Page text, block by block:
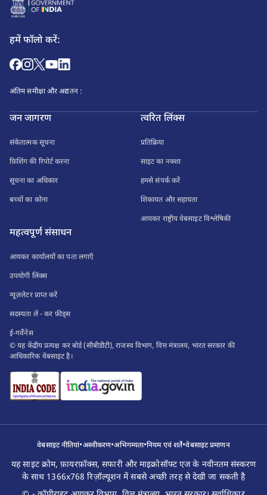
हमें फॉलो करें:
अंतिम समीक्षा और अद्यतन :
जन जागरण
संकेतात्मक सूचना
फ़िशिंग की रिपोर्ट करना
सूचना का अधिकार
बच्चों का कोना
त्वरित लिंक्स
प्रतिक्रिया
साइट का नक्शा
हमसे संपर्क करें
शिकायत और सहायता
आयकर राष्ट्रीय वेबसाइट विश्लेषिकी
महत्वपूर्ण संसाधन
आयकर कार्यालयों का पता लगाएँ
उपयोगी लिंक्स
न्यूज़लेटर प्राप्त करें
सदस्यता लें - कर फ़ीड्स
ई-गर्वेनेंस
© यह केंद्रीय प्रत्यक्ष कर बोर्ड (सीबीडीटी), राजस्व विभाग, वित्त मंत्रालय, भारत सरकार की
आधिकारिक वेबसाइट है।
वेबसाइट नीतियां•अस्वीकरण•अभिगम्यता•नियम एवं शर्तें•वेबसाइट प्रमाणन
यह साइट क्रोम, फ़ायरफ़ॉक्स, सफारी और माइक्रोसॉफ्ट एज के नवीनतम संस्करण
के साथ 1366x768 रिज़ॉल्यूशन में सबसे अच्छी तरह से देखी जा सकती है